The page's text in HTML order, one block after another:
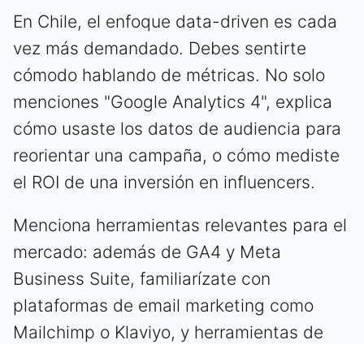
En Chile, el enfoque data-driven es cada
vez más demandado. Debes sentirte
cómodo hablando de métricas. No solo
menciones "Google Analytics 4", explica
cómo usaste los datos de audiencia para
reorientar una campaña, o cómo mediste
el ROI de una inversión en influencers.
Menciona herramientas relevantes para el
mercado: además de GA4 y Meta
Business Suite, familiarízate con
plataformas de email marketing como
Mailchimp o Klaviyo, y herramientas de